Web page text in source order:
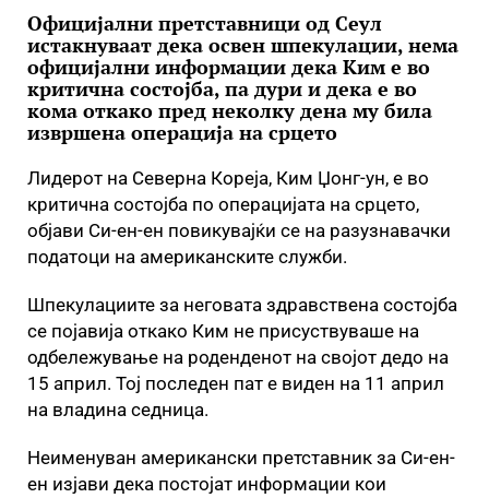
Официјални претставници од Сеул
истакнуваат дека освен шпекулации, нема
официјални информации дека Ким е во
критична состојба, па дури и дека е во
кома откако пред неколку дена му била
извршена операција на срцето
Лидерот на Северна Кореја, Ким Џонг-ун, е во
критична состојба по операцијата на срцето,
објави Си-ен-ен повикувајќи се на разузнавачки
податоци на американските служби.
Шпекулациите за неговата здравствена состојба
се појавија откако Ким не присуствуваше на
одбележување на роденденот на својот дедо на
15 април. Тој последен пат е виден на 11 април
на владина седница.
Неименуван американски претставник за Си-ен-
ен изјави дека постојат информации кои